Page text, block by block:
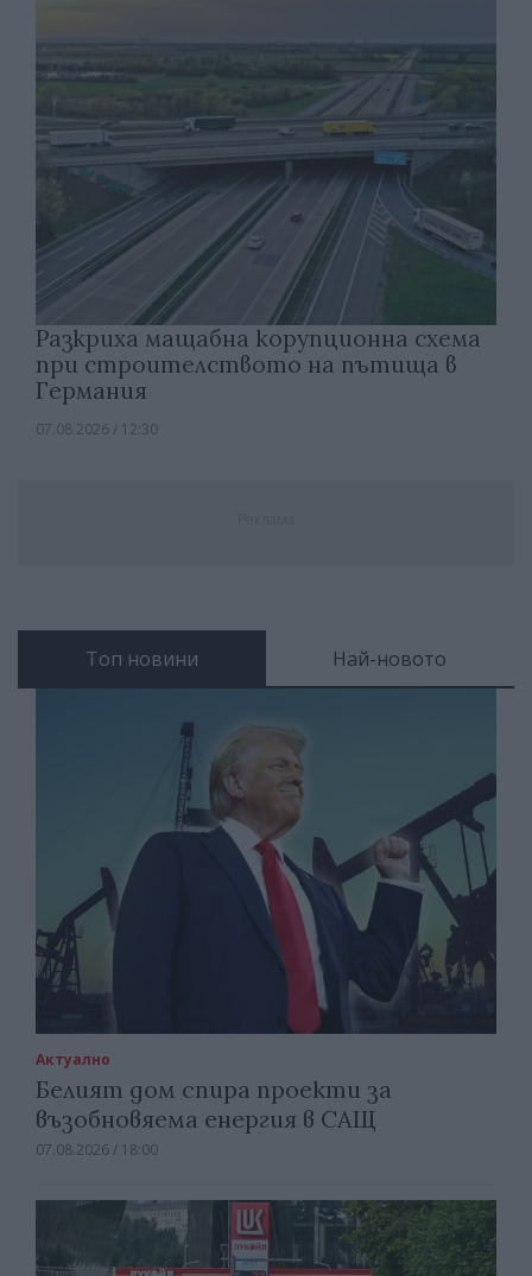
Разкриха мащабна корупционна схема
при строителството на пътища в
Германия
07.08.2026 / 12:30
Топ новини Най-новото
Актуално
Белият дом спира проекти за
възобновяема енергия в САЩ
07.08.2026 / 18:00